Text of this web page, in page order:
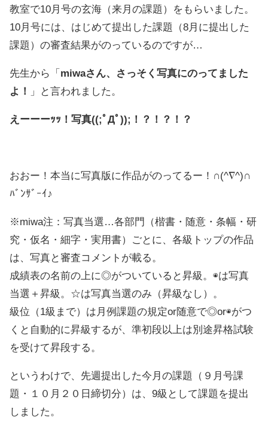
教室で10月号の玄海（来月の課題）をもらいました。
10月号には、はじめて提出した課題（8月に提出した
課題）の審査結果がのっているのですが…
先生から「 miwaさん、さっそく写真にのってました
よ！
」と言われました。
えーーーｯｯ！写真((;ﾟДﾟ));！？！？！？
おおー！本当に写真版に作品がのってるー！∩(^∇^)∩
ﾊﾞﾝｻﾞｰｲ♪
※miwa注：写真当選…各部門（楷書・随意・条幅・研
究・仮名・細字・実用書）ごとに、各級トップの作品
は、写真と審査コメントが載る。
成績表の名前の上に◎がついていると昇級。◉は写真
当選＋昇級。☆は写真当選のみ（昇級なし）。
級位（1級まで）は月例課題の規定or随意で◎or◉がつ
くと自動的に昇級するが、準初段以上は別途昇格試験
を受けて昇段する。
というわけで、先週提出した今月の課題（９月号課
題・１０月２０日締切分）は、9級として課題を提出
しました。